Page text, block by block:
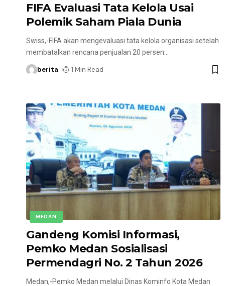
FIFA Evaluasi Tata Kelola Usai
Polemik Saham Piala Dunia
Swiss,-FIFA akan mengevaluasi tata kelola organisasi setelah
membatalkan rencana penjualan 20 persen
berita 1 Min Read
MEDAN
Gandeng Komisi Informasi,
Pemko Medan Sosialisasi
Permendagri No. 2 Tahun 2026
Medan,-Pemko Medan melalui Dinas Kominfo Kota Medan